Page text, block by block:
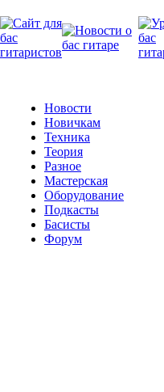
Новости
Новичкам
Техника
Теория
Разное
Мастерская
Оборудование
Подкасты
Басисты
Форум